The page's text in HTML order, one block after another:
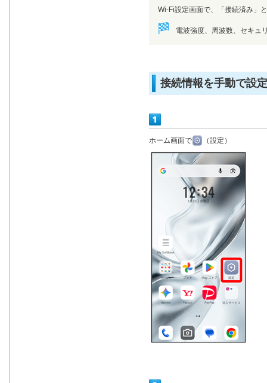
Wi-Fi設定画面で、「接続済み」
電波強度、周波数、セキュ
接続情報を手動で設
ホーム画面で （設定）